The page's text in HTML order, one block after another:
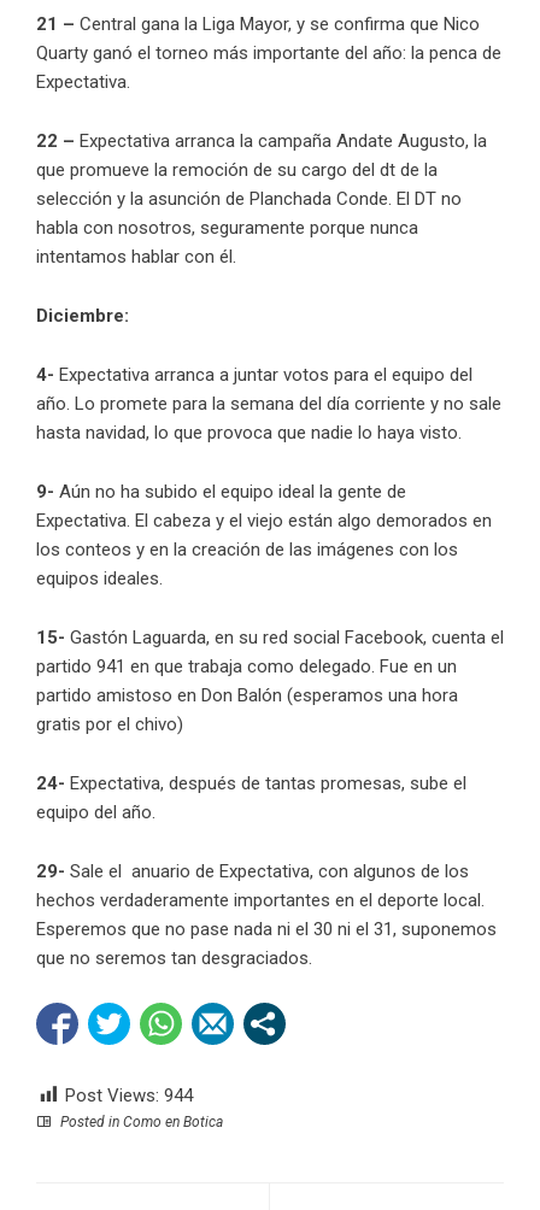
21 – Central gana la Liga Mayor, y se confirma que Nico
Quarty ganó el torneo más importante del año: la penca de
Expectativa.
22 – Expectativa arranca la campaña Andate Augusto, la
que promueve la remoción de su cargo del dt de la
selección y la asunción de Planchada Conde. El DT no
habla con nosotros, seguramente porque nunca
intentamos hablar con él.
Diciembre:
4- Expectativa arranca a juntar votos para el equipo del
año. Lo promete para la semana del día corriente y no sale
hasta navidad, lo que provoca que nadie lo haya visto.
9- Aún no ha subido el equipo ideal la gente de
Expectativa. El cabeza y el viejo están algo demorados en
los conteos y en la creación de las imágenes con los
equipos ideales.
15- Gastón Laguarda, en su red social Facebook, cuenta el
partido 941 en que trabaja como delegado. Fue en un
partido amistoso en Don Balón (esperamos una hora
gratis por el chivo)
24- Expectativa, después de tantas promesas, sube el
equipo del año.
29- Sale el anuario de Expectativa, con algunos de los
hechos verdaderamente importantes en el deporte local.
Esperemos que no pase nada ni el 30 ni el 31, suponemos
que no seremos tan desgraciados.
Post Views: 944
Posted in Como en Botica